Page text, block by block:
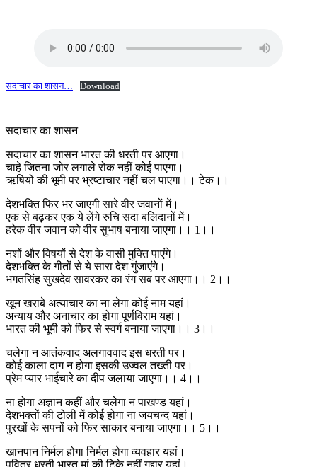
सदाचार का शासन… Download
सदाचार का शासन
सदाचार का शासन भारत की धरती पर आएगा।
चाहे जितना जोर लगाले रोक नहीं कोई पाएगा।
ऋषियों की भूमी पर भ्रष्टाचार नहीं चल पाएगा।। टेक।।
देशभक्ति फिर भर जाएगी सारे वीर जवानों में।
एक से बढ़कर एक ये लेंगे रुचि सदा बलिदानों में।
हरेक वीर जवान को वीर सुभाष बनाया जाएगा।। 1।।
नशों और विषयों से देश के वासी मुक्ति पाएंगे।
देशभक्ति के गीतों से ये सारा देश गुंजाएंगे।
भगतसिंह सुखदेव सावरकर का रंग सब पर आएगा।। 2।।
खून खराबे अत्याचार का ना लेगा कोई नाम यहां।
अन्याय और अनाचार का होगा पूर्णविराम यहां।
भारत की भूमी को फिर से स्वर्ग बनाया जाएगा।। 3।।
चलेगा न आतंकवाद अलगाववाद इस धरती पर।
कोई काला दाग न होगा इसकी उज्वल तख्ती पर।
प्रेम प्यार भाईचारे का दीप जलाया जाएगा।। 4।।
ना होगा अज्ञान कहीं और चलेगा न पाखण्ड यहां।
देशभक्तों की टोली में कोई होगा ना जयचन्द यहां।
पुरखों के सपनों को फिर साकार बनाया जाएगा।। 5।।
खानपान निर्मल होगा निर्मल होगा व्यवहार यहां।
पवित्र धरती भारत मां की टिके नहीं गद्दार यहां।